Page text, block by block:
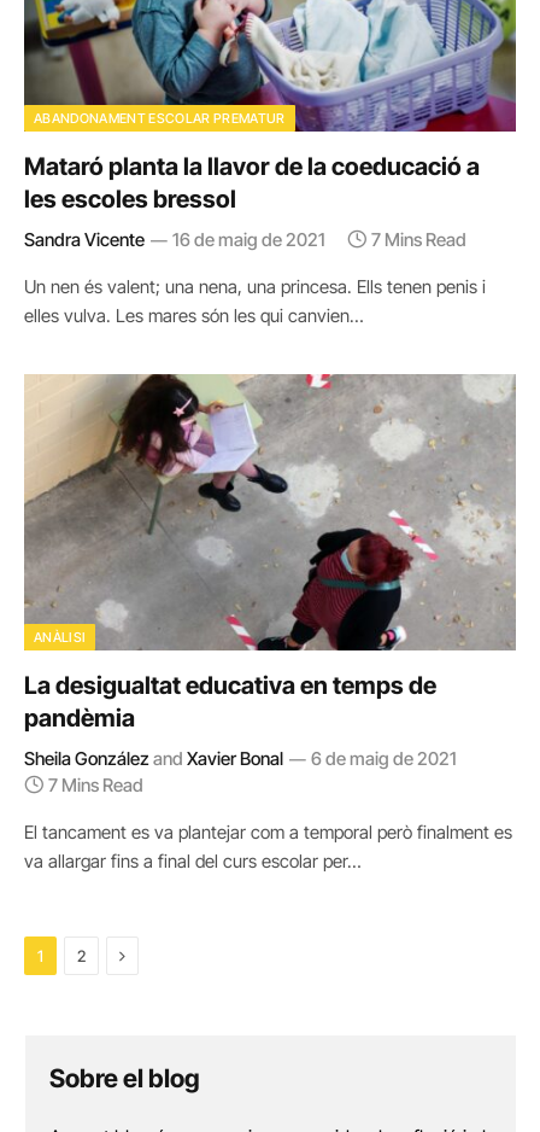
ABANDONAMENT ESCOLAR PREMATUR
Mataró planta la llavor de la coeducació a
les escoles bressol
Sandra Vicente 16 de maig de 2021 7 Mins Read
Un nen és valent; una nena, una princesa. Ells tenen penis i
elles vulva. Les mares són les qui canvien…
ANÀLISI
La desigualtat educativa en temps de
pandèmia
Sheila Gonzálezand Xavier Bonal
6 de maig de 2021
7 Mins Read
El tancament es va plantejar com a temporal però finalment es
va allargar fins a final del curs escolar per…
1 2 Next
Sobre el blog